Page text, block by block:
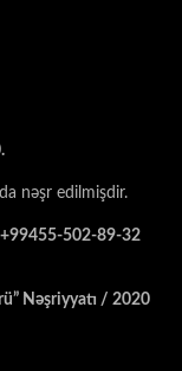
nəşr edilmişdir.
502-89-32
Nəşriyyatı / 2020